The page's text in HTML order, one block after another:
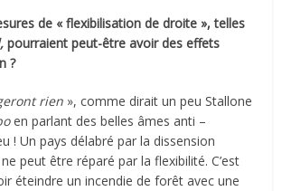
de « flexibilisation de droite », telles
pourraient peut-être avoir des effets
?
rien », comme dirait un peu Stallone
en parlant des belles âmes anti –
! Un pays délabré par la dissension
peut être réparé par la flexibilité. C’est
éteindre un incendie de forêt avec une